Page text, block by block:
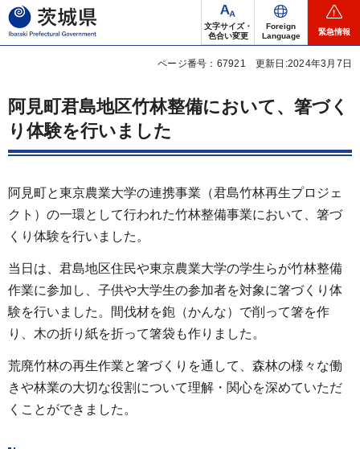
茨城県
文字サイズ・
色合い変更
Foreign
Language
緊急情報
ページ番号：67921 更新日:2024年3月7日
阿見町君島地区竹林整備において、箸づく
り体験を行いました
阿見町と東京農業大学の連携事業（君島竹林再生プロジェ
クト）の一環として行われた竹林整備事業において、箸づ
くり体験を行いました。
当日は、君島地区住民や東京農業大学の学生らが竹林整備
作業に参加し、子供や大学生の参加者を対象に箸づくり体
験を行いました。間伐材を鉋（かんな）で削って箸を作
り、木の折り紙を折って箸袋も作りました。
荒廃竹林の再生作業と箸づくりを通して、森林の様々な働
きや林業の大切な役割について理解・関心を深めていただ
くことができました。